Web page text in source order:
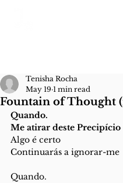
Fountain of Thought
Tenisha Rocha
May 19 1 min read
Quando.
Me atirar deste Precipício
Algo é certo
Continuarás a ignorar-me
Quando.